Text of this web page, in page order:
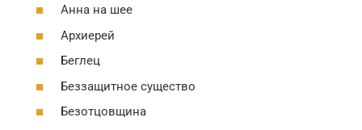
Анна на шее
Архиерей
Беглец
Беззащитное существо
Безотцовщина